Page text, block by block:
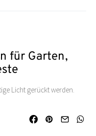
für Garten,
Licht gerückt werden.